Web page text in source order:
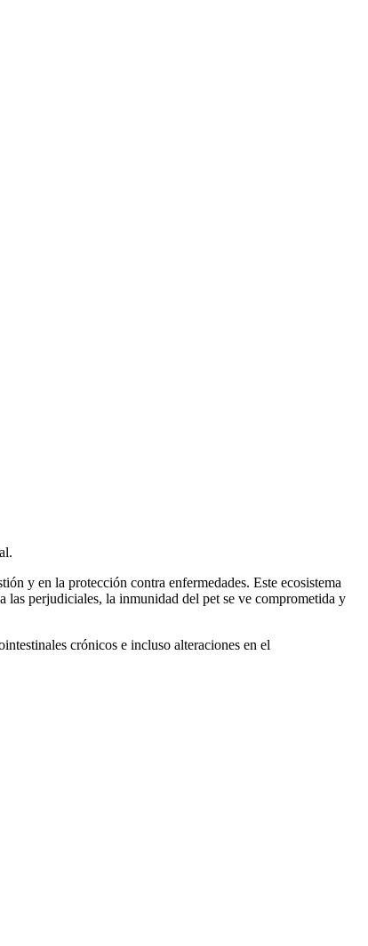
y en la protección contra enfermedades. Este ecosistema
las perjudiciales, la inmunidad del pet se ve comprometida y
crónicos e incluso alteraciones en el